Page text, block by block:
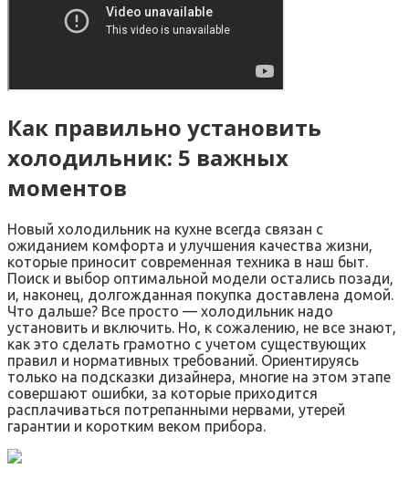
Как правильно установить
холодильник: 5 важных
моментов
Новый холодильник на кухне всегда связан с
ожиданием комфорта и улучшения качества жизни,
которые приносит современная техника в наш быт.
Поиск и выбор оптимальной модели остались позади,
и, наконец, долгожданная покупка доставлена домой.
Что дальше? Все просто — холодильник надо
установить и включить. Но, к сожалению, не все знают,
как это сделать грамотно с учетом существующих
правил и нормативных требований. Ориентируясь
только на подсказки дизайнера, многие на этом этапе
совершают ошибки, за которые приходится
расплачиваться потрепанными нервами, утерей
гарантии и коротким веком прибора.